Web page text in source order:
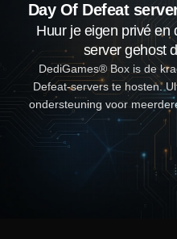
Day Of Defeat
Huur je eigen privé en
server gehost
DediGames® Box is de
Defeat-servers te hosten.
ondersteuning voor